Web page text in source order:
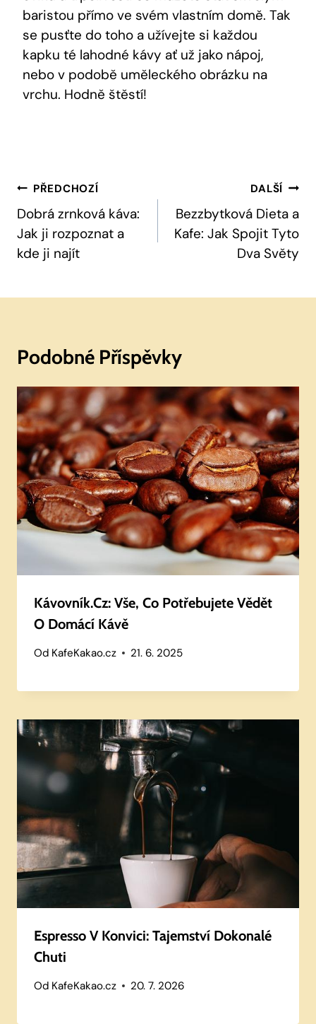
baristou přímo ve svém vlastním domě. Tak
se pusťte do toho a užívejte si každou
kapku té lahodné kávy ať už jako nápoj,
nebo v podobě uměleckého obrázku na
vrchu. Hodně štěstí!
Navigace
Pro
Příspěvek
PŘEDCHOZÍ
Dobrá zrnková káva:
Jak ji rozpoznat a
kde ji najít
DALŠÍ
Bezzbytková Dieta a
Kafe: Jak Spojit Tyto
Dva Světy
Podobné Příspěvky
Kávovník.cz: Vše, Co Potřebujete Vědět
O Domácí Kávě
Od KafeKakao.cz 21. 6. 2025
Espresso V Konvici: Tajemství Dokonalé
Chuti
Od KafeKakao.cz 20. 7. 2026